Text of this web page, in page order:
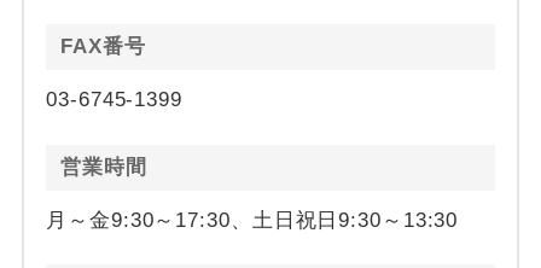
FAX番号
03-6745-1399
営業時間
月～金9:30～17:30、土日祝日9:30～13:30